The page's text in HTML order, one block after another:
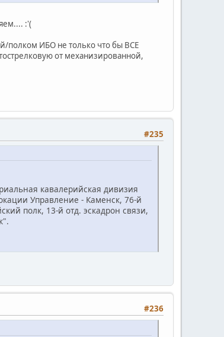
:'(
ИБО не только что бы ВСЕ
от механизированной,
#235
кавалерийская дивизия
Управление - Каменск, 76-й
полк, 13-й отд. эскадрон связи,
#236